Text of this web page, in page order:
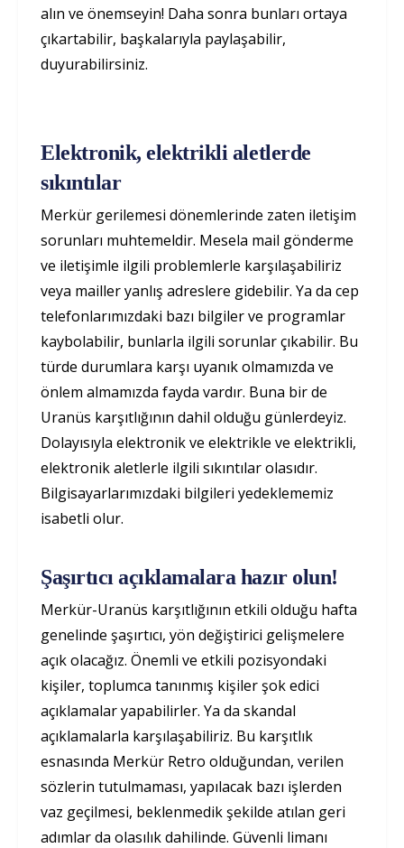
alın ve önemseyin! Daha sonra bunları ortaya
çıkartabilir, başkalarıyla paylaşabilir,
duyurabilirsiniz.
Elektronik, elektrikli aletlerde
sıkıntılar
Merkür gerilemesi dönemlerinde zaten iletişim
sorunları muhtemeldir. Mesela mail gönderme
ve iletişimle ilgili problemlerle karşılaşabiliriz
veya mailler yanlış adreslere gidebilir. Ya da cep
telefonlarımızdaki bazı bilgiler ve programlar
kaybolabilir, bunlarla ilgili sorunlar çıkabilir. Bu
türde durumlara karşı uyanık olmamızda ve
önlem almamızda fayda vardır. Buna bir de
Uranüs karşıtlığının dahil olduğu günlerdeyiz.
Dolayısıyla elektronik ve elektrikle ve elektrikli,
elektronik aletlerle ilgili sıkıntılar olasıdır.
Bilgisayarlarımızdaki bilgileri yedeklememiz
isabetli olur.
Şaşırtıcı açıklamalara hazır olun!
Merkür-Uranüs karşıtlığının etkili olduğu hafta
genelinde şaşırtıcı, yön değiştirici gelişmelere
açık olacağız. Önemli ve etkili pozisyondaki
kişiler, toplumca tanınmış kişiler şok edici
açıklamalar yapabilirler. Ya da skandal
açıklamalarla karşılaşabiliriz. Bu karşıtlık
esnasında Merkür Retro olduğundan, verilen
sözlerin tutulmaması, yapılacak bazı işlerden
vaz geçilmesi, beklenmedik şekilde atılan geri
adımlar da olasılık dahilinde. Güvenli limanı